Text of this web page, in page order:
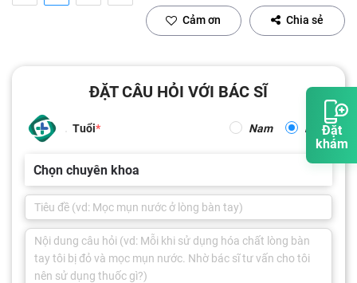
Đặt
khám
Cảm ơn Chia sẻ
ĐẶT CÂU HỎI VỚI BÁC SĨ
Tuổi Nam Nữ
Chọn chuyên khoa